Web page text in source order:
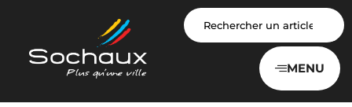
MENU
Panneau de gestion des cookies